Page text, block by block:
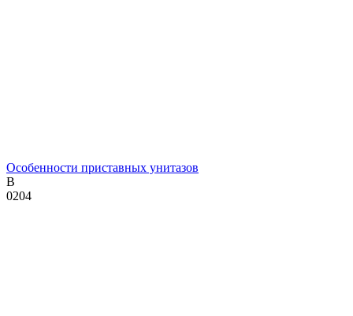
Особенности приставных унитазов
В
0204